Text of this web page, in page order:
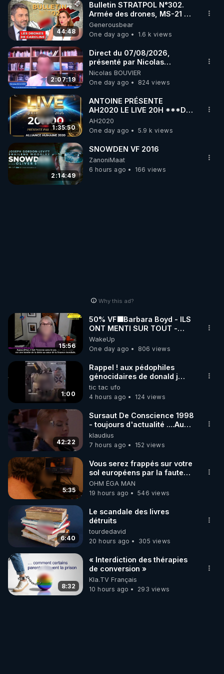
44:48
Bulletin STRATPOL N°302.
Armée des drones, MS-21 en
série, missiles coréens.
07.08.2026.
Generousbear
One day ago
1.6 k views
2:07:19
Direct du 07/08/2026,
présenté par Nicolas
BOUVIER
Nicolas BOUVIER
One day ago
824 views
1:35:50
ANTOINE PRÉSENTE
AH2020 LE LIVE 20H ***DU
06/08/2026***
AH2020
One day ago
5.9 k views
2:14:49
SNOWDEN VF 2016
ZanoniMaat
6 hours ago
166 views
Why this ad?
15:56
50% VF🟩Barbara Boyd - ILS
ONT MENTI SUR TOUT -
Jocelyne Traduction
WakeUp
One day ago
806 views
1:00
Rappel ! aux pédophiles
génocidaires de donald j
trump et ses supporters
trumpistes 424et 666.
tic tac ufo
4 hours ago
124 views
42:22
Sursaut De Conscience 1998
- toujours d'actualité ....Au
Dela Du Réel
klaudius
7 hours ago
152 views
5:35
Vous serez frappés sur votre
sol européens par la faute
des dirigeants qui s'en
mettent dans le nez
OHM ÉGA MAN
19 hours ago
546 views
6:40
Le scandale des livres
détruits
tourdedavid
20 hours ago
305 views
8:32
« Interdiction des thérapies
de conversion »
Kla.TV Français
10 hours ago
293 views